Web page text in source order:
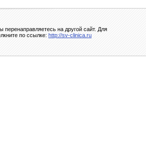
перенаправляетесь на другой сайт. Для
по ссылке: http://sv-clinica.ru